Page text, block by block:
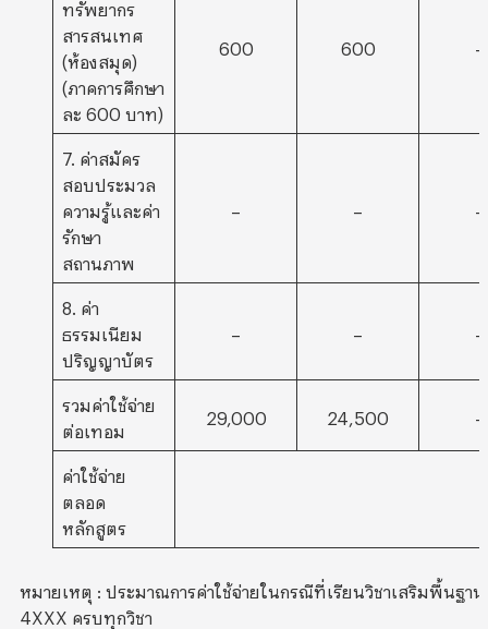
ทรัพยากร
สารสนเทศ
(ห้องสมุด)
(ภาคการศึกษา
ละ 600 บาท)
600 600
7. ค่าสมัคร
สอบประมวล
ความรู้และค่า
รักษา
สถานภาพ
8. ค่า
ธรรมเนียม
ปริญญาบัตร
รวมค่าใช้จ่าย
ต่อเทอม
29,000 24,500
ค่าใช้จ่าย
ตลอด
หลักสูตร
หมายเหตุ : ประมาณการค่าใช้จ่ายในกรณีที่เรียนวิชาเสริมพื้นฐา
4XXX ครบทุกวิชา